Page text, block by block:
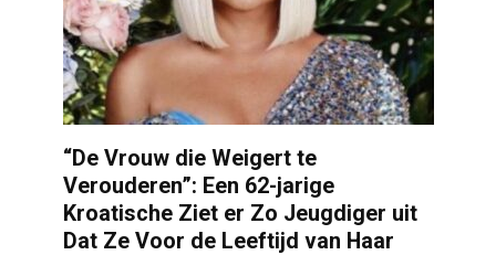
“De Vrouw die Weigert te
Verouderen”: Een 62-jarige
Kroatische Ziet er Zo Jeugdiger uit
Dat Ze Voor de Leeftijd van Haar